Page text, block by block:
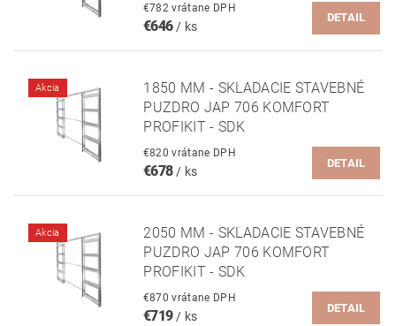
€782 vrátane DPH
€646 / ks
DETAIL
Akcia
1850 MM - SKLADACIE STAVEBNÉ
PUZDRO JAP 706 KOMFORT
PROFIKIT - SDK
€820 vrátane DPH
€678 / ks
DETAIL
Akcia
2050 MM - SKLADACIE STAVEBNÉ
PUZDRO JAP 706 KOMFORT
PROFIKIT - SDK
€870 vrátane DPH
€719/ ks
DETAIL